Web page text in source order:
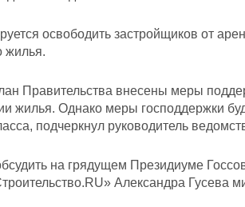
освободить застройщиков от
жилья.
Правительства внесены меры
жилья. Однако меры господдержки
подчеркнул руководитель
на грядущем Президиуме
Александра